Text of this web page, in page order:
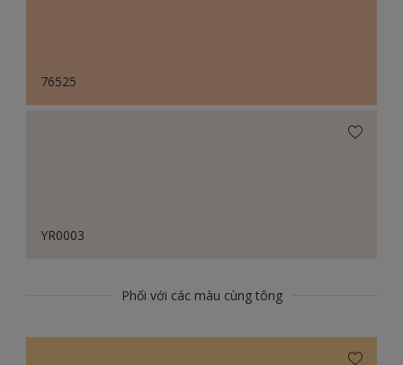
76525
YR0003
Phối với các màu cùng tông